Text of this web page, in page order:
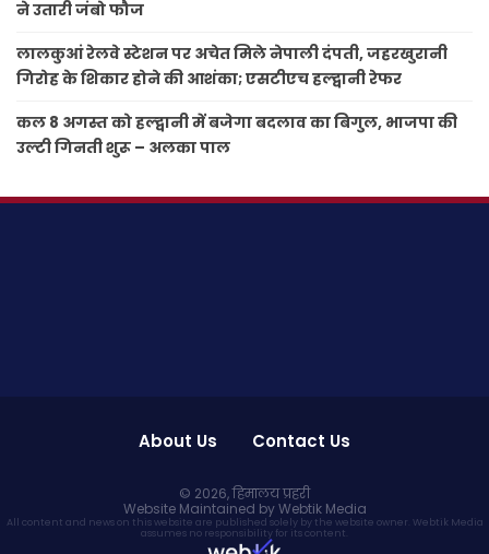
ने उतारी जंबो फौज
लालकुआं रेलवे स्टेशन पर अचेत मिले नेपाली दंपती, जहरखुरानी
गिरोह के शिकार होने की आशंका; एसटीएच हल्द्वानी रेफर
कल 8 अगस्त को हल्द्वानी में बजेगा बदलाव का बिगुल, भाजपा की
उल्टी गिनती शुरू – अलका पाल
About Us Contact Us
© 2026,हिमालय प्रहरी
Website Maintained by Webtik Media
All content and news on this website are published solely by the website owner. Webtik Media
assumes no responsibility for its content.